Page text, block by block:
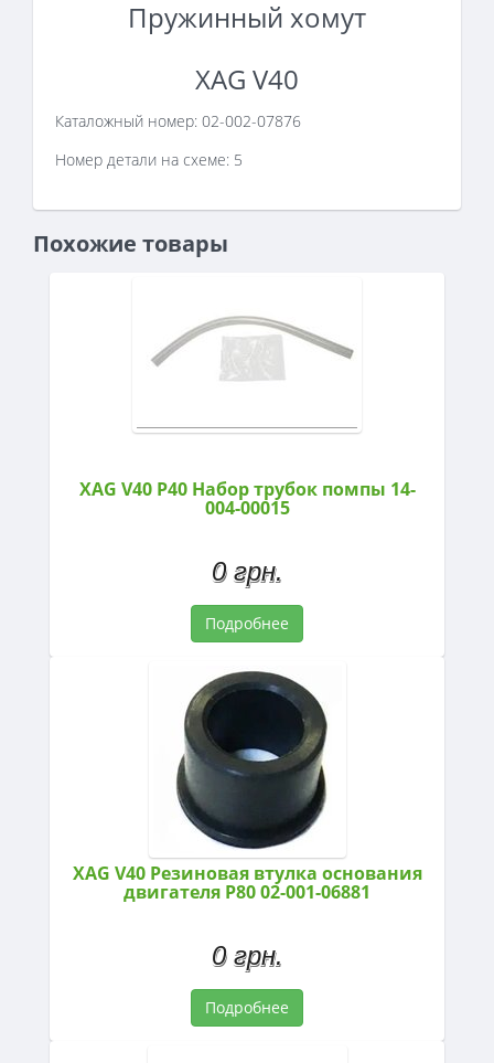
Пружинный хомут
XAG V40
Каталожный номер: 02-002-07876
Номер детали на схеме: 5
Похожие товары
XAG V40 P40 Набор трубок помпы 14-
004-00015
0 грн.
Подробнее
XAG V40 Резиновая втулка основания
двигателя P80 02-001-06881
0 грн.
Подробнее